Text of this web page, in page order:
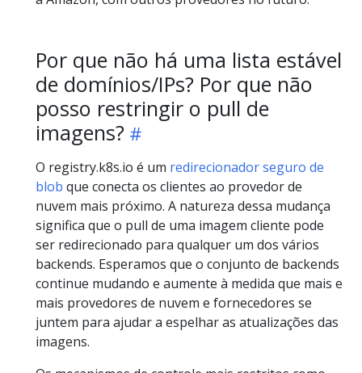
Por que não há uma lista estável
de domínios/IPs? Por que não
posso restringir o pull de
imagens?
O registry.k8s.io é um redirecionador seguro de
blob que conecta os clientes ao provedor de
nuvem mais próximo. A natureza dessa mudança
significa que o pull de uma imagem cliente pode
ser redirecionado para qualquer um dos vários
backends. Esperamos que o conjunto de backends
continue mudando e aumente à medida que mais e
mais provedores de nuvem e fornecedores se
juntem para ajudar a espelhar as atualizações das
imagens.